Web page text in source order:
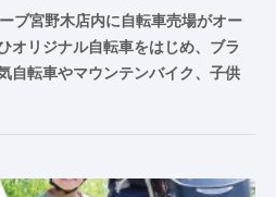
ブ宮野木店内に自転車売場がオー
オリジナル自転車をはじめ、ブラ
自転車やマウンテンバイク、子供